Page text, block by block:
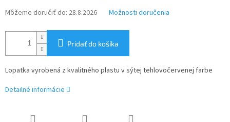
Môžeme doručiť do: 28.8.2026 Možnosti doručenia
Pridať do košíka
Lopatka vyrobená z kvalitného plastu v sýtej tehlovočervenej farbe
Detailné informácie